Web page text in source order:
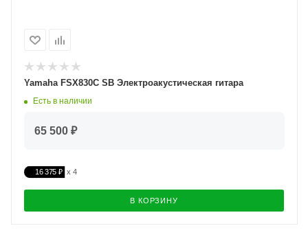
Yamaha FSX830С SB Электроакустическая гитара
Есть в наличии
65 500 ₽
16 375 ₽
В КОРЗИНУ